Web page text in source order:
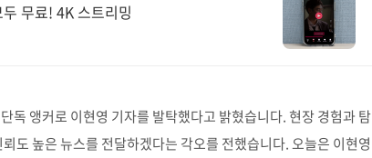
무료! 4K 스트리밍
독 앵커로 이현영 기자를 발탁했다고 밝혔습니다. 현장 경험과 탐
도 높은 뉴스를 전달하겠다는 각오를 전했습니다. 오늘은 이현영